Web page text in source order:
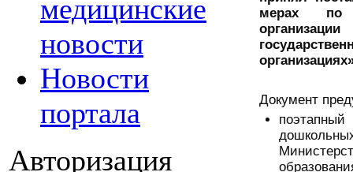
медицинские
новости
Новости
портала
Авторизация
мерах по
Документ